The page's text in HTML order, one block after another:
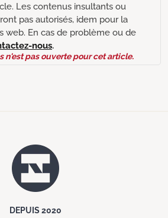
Les contenus insultants ou
pas autorisés, idem pour la
web. En cas de problème ou de
nous.
n'est pas ouverte pour cet article.
DEPUIS 2020